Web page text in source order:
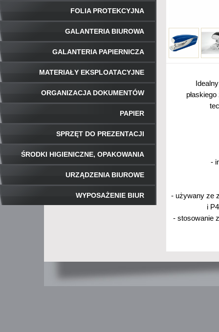
FOLIA PROTEKCYJNA
GALANTERIA BIUROWA
GALANTERIA PAPIERNICZA
MATERIAŁY EKSPLOATACYJNE
ORGANIZACJA DOKUMENTÓW
PAPIER
SPRZĘT DO PREZENTACJI
ŚRODKI HIGIENICZNE, OPAKOWANIA
URZĄDZENIA BIUROWE
WYPOSAŻENIE BIUR
-
- używany ze
i
- stosowanie